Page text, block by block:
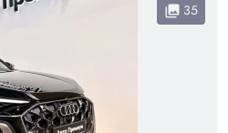
collections 35